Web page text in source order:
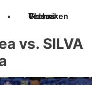
Techniken
Videos
Glossar
vs. SILVA